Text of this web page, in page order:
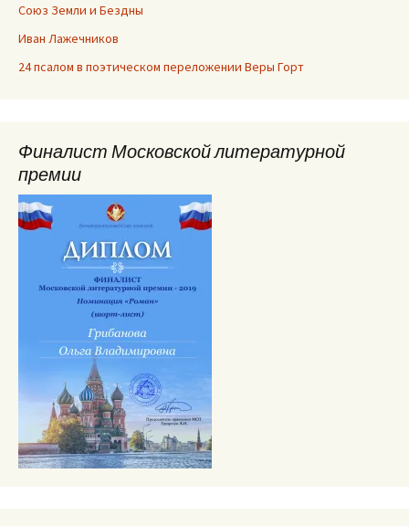
Союз Земли и Бездны
Иван Лажечников
24 псалом в поэтическом переложении Веры Горт
Финалист Московской литературной
премии